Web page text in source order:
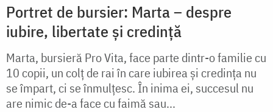
Portret de bursier: Marta – despre
iubire, libertate și credință
Marta, bursieră Pro Vita, face parte dintr-o familie cu
10 copii, un colț de rai în care iubirea și credința nu
se împart, ci se înmulțesc. În inima ei, succesul nu
are nimic de-a face cu faimă sau...